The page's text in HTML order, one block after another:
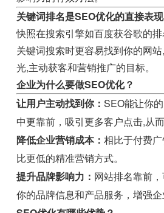
关键词排名是SEO优化的直接表现
快照在搜索引擎如百度获谷歌的
关键词搜索时更容易找到你的网
光,主动获客和营销推广的目标。
企业为什么要做SEO优化？
让用户主动找到你：SEO能让你
中更靠前，吸引更多客户点击,从
降低企业营销成本：相比于付费
比更低的精准营销方式。
提升品牌影响力： 网站排名靠前
你的品牌信息和产品服务，增强企